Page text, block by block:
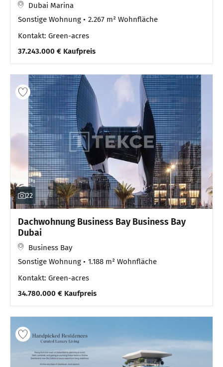
Dubai Marina
Sonstige Wohnung
2.267 m² Wohnfläche
Kontakt: Green-acres
37.243.000 € Kaufpreis
22
Dachwohnung Business Bay Business Bay
Dubai
Business Bay
Sonstige Wohnung
1.188 m² Wohnfläche
Kontakt: Green-acres
34.780.000 € Kaufpreis